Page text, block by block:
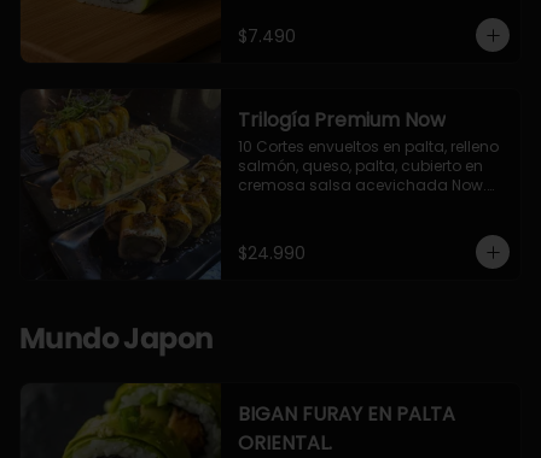
$7.490
Trilogía Premium Now
10 Cortes envueltos en palta, relleno
salmón, queso, palta, cubierto en
cremosa salsa acevichada Now.
palta, cubierto con topping de
chimichurri de la casa flambeado.
$24.990
Mundo Japon
BIGAN FURAY EN PALTA
ORIENTAL.